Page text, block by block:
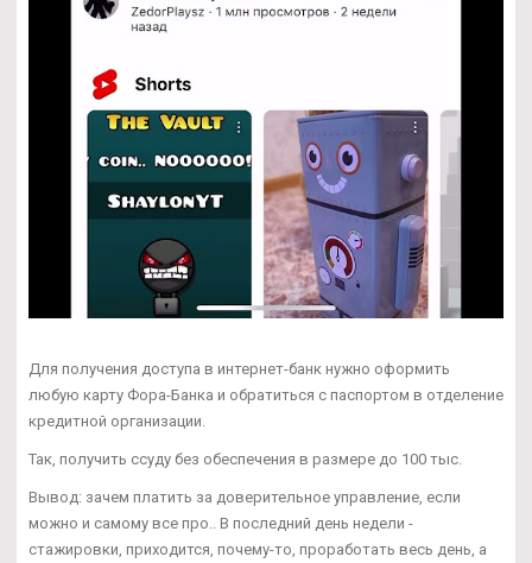
Для получения доступа в интернет-банк нужно оформить
любую карту Фора-Банка и обратиться с паспортом в отделение
кредитной организации.
Так, получить ссуду без обеспечения в размере до 100 тыс.
Вывод: зачем платить за доверительное управление, если
можно и самому все про.. В последний день недели -
стажировки, приходится, почему-то, проработать весь день, а